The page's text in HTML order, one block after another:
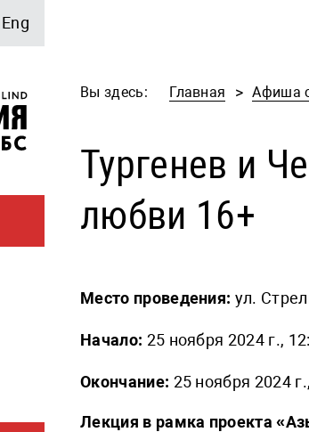
Eng
Вы здесь: Главная Афиша
Тургенев и
любви 16+
Место проведения: ул.
Начало: 25 ноября 2024 г.,
Окончание: 25 ноября 2024
Лекция в рамка проекта